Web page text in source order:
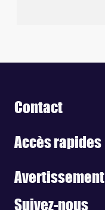
Contact
Accès rapides
Avertissement
Suivez-nous